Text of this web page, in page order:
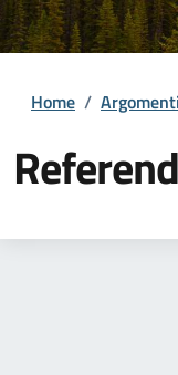
Home / Argomenti
Dettagli